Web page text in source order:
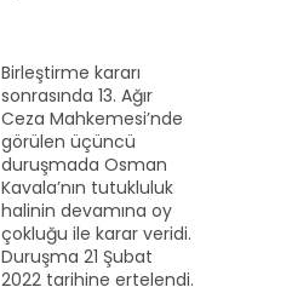
Birleştirme kararı
sonrasında 13. Ağır
Ceza Mahkemesi’nde
görülen üçüncü
duruşmada Osman
Kavala’nın tutukluluk
halinin devamına oy
çokluğu ile karar veridi.
Duruşma 21 Şubat
2022 tarihine ertelendi.